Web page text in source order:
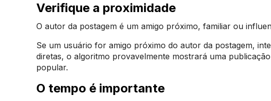
Verifique a proximidade
O autor da postagem é um amigo próximo, familiar ou
Se um usuário for amigo próximo do autor da postagem,
diretas, o algoritmo provavelmente mostrará uma
popular.
O tempo é importante